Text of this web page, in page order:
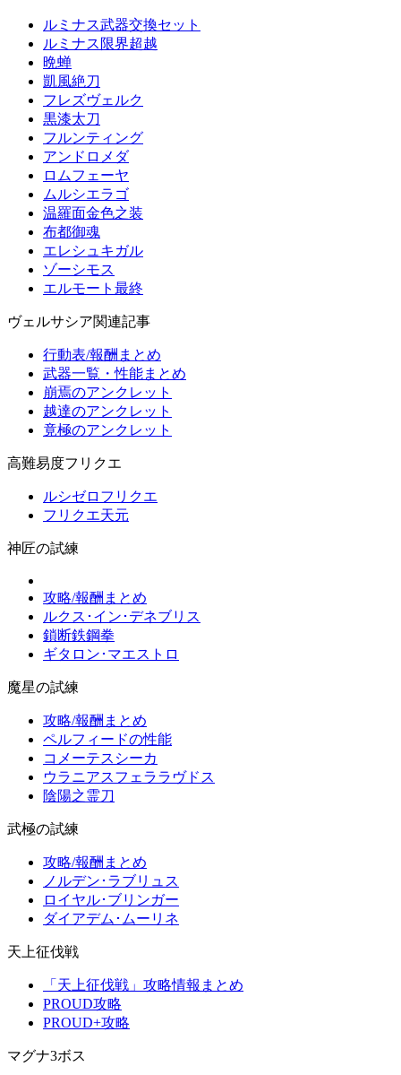
ルミナス武器交換セット
ルミナス限界超越
晩蝉
凱風絶刀
フレズヴェルク
黒漆太刀
フルンティング
アンドロメダ
ロムフェーヤ
ムルシエラゴ
温羅面金色之装
布都御魂
エレシュキガル
ゾーシモス
エルモート最終
ヴェルサシア関連記事
行動表/報酬まとめ
武器一覧・性能まとめ
崩焉のアンクレット
越達のアンクレット
竟極のアンクレット
高難易度フリクエ
ルシゼロフリクエ
フリクエ天元
神匠の試練
攻略/報酬まとめ
ルクス･イン･デネブリス
鎖断鉄鋼拳
ギタロン･マエストロ
魔星の試練
攻略/報酬まとめ
ペルフィードの性能
コメーテスシーカ
ウラニアスフェララヴドス
陰陽之霊刀
武極の試練
攻略/報酬まとめ
ノルデン･ラブリュス
ロイヤル･ブリンガー
ダイアデム･ムーリネ
天上征伐戦
「天上征伐戦」攻略情報まとめ
PROUD攻略
PROUD+攻略
マグナ3ボス